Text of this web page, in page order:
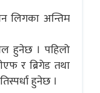
लिगका अन्तिम
हुनेछ । पहिलो
र ब्रिगेड तथा
हुनेछ ।